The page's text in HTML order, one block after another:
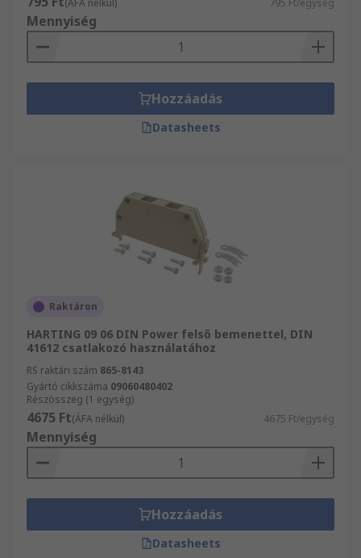
(ÁFA nélkül) 795 Ft/egység
Mennyiség
Hozzáadás
Datasheets
Raktáron
HARTING 09 06 DIN Power felső bemenettel, DIN
41612 csatlakozó használatához
RS raktári szám 865-8143
Gyártó cikkszáma 09060480402
Részösszeg (1 egység)
4675 Ft(ÁFA nélkül) 4675 Ft/egység
Mennyiség
Hozzáadás
Datasheets